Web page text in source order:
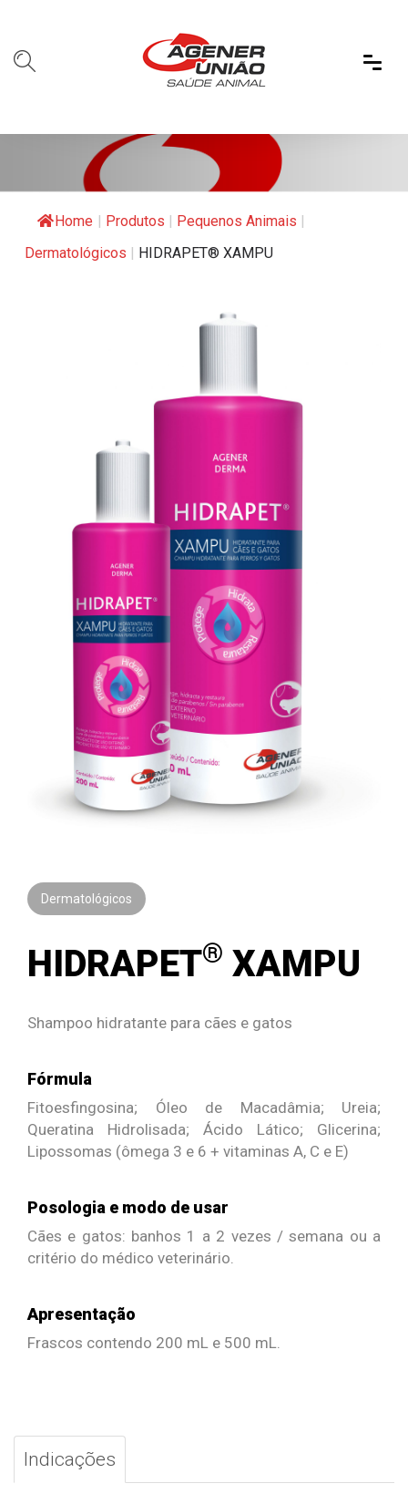
Home | Produtos | Pequenos Animais |
Dermatológicos | HIDRAPET® XAMPU
Dermatológicos
HIDRAPET® XAMPU
Shampoo hidratante para cães e gatos
Fórmula
Fitoesfingosina; Óleo de Macadâmia; Ureia;
Queratina Hidrolisada; Ácido Lático; Glicerina;
Lipossomas (ômega 3 e 6 + vitaminas A, C e E)
Posologia e modo de usar
Cães e gatos: banhos 1 a 2 vezes / semana ou a
critério do médico veterinário.
Apresentação
Frascos contendo 200 mL e 500 mL.
Indicações